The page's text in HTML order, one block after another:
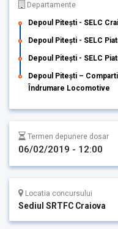
Departamente
Depoul Pitești - SELC
Depoul Pitești - SELC
Depoul Pitești - SELC
Depoul Pitești –
Îndrumare Locomotive
Termen depunere dosar
06/02/2019 - 12:00
Locatia concursului
Sediul SRTFC Craiova